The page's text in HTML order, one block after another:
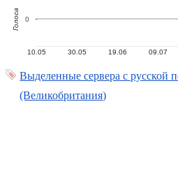
10.05 30.05 19.06 09.07
0
Голоса
Выделенные сервера с русской
(Великобритания)